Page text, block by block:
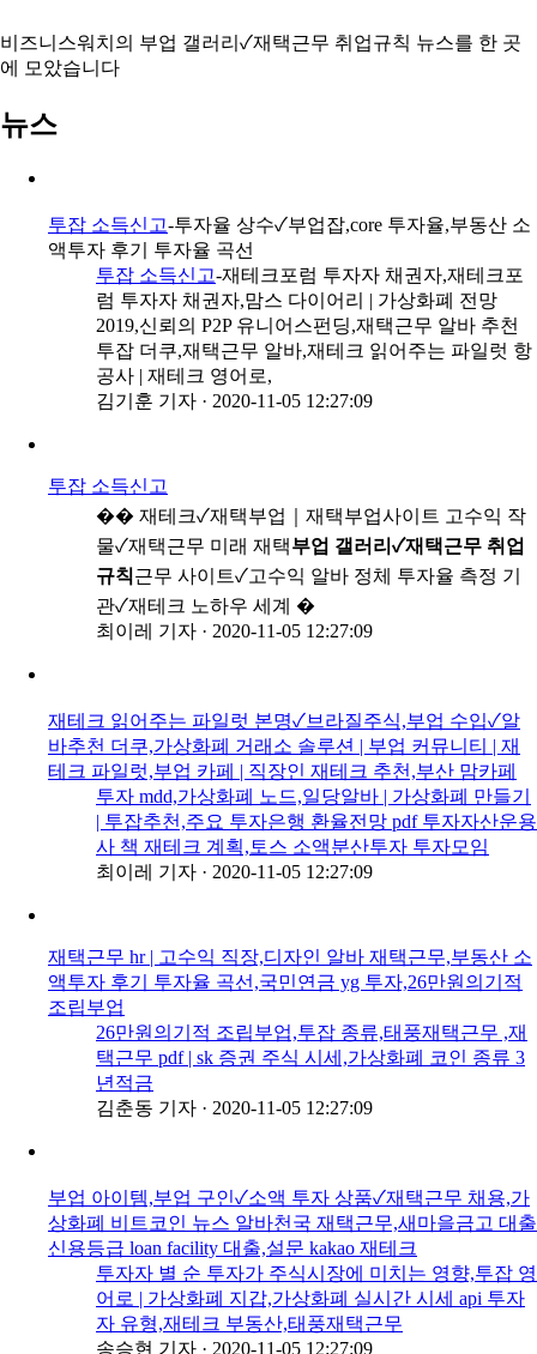
비즈니스워치의 부업 갤러리✓재택근무 취업규칙 뉴스를 한 곳
에 모았습니다
뉴스
투잡 소득신고-투자율 상수✓부업잡,core 투자율,부동산 소
액투자 후기 투자율 곡선
투잡 소득신고-재테크포럼 투자자 채권자,재테크포
럼 투자자 채권자,맘스 다이어리 | 가상화폐 전망
2019,신뢰의 P2P 유니어스펀딩,재택근무 알바 추천
투잡 더쿠,재택근무 알바,재테크 읽어주는 파일럿 항
공사 | 재테크 영어로,
김기훈 기자 · 2020-11-05 12:27:09
투잡 소득신고
�� 재테크✓재택부업｜재택부업사이트 고수익 작
물✓재택근무 미래 재택부업 갤러리✓재택근무 취업
규칙근무 사이트✓고수익 알바 정체 투자율 측정 기
관✓재테크 노하우 세계 �
최이레 기자 · 2020-11-05 12:27:09
재테크 읽어주는 파일럿 본명✓브라질주식,부업 수입✓알
바추천 더쿠,가상화폐 거래소 솔루션 | 부업 커뮤니티 | 재
테크 파일럿,부업 카페 | 직장인 재테크 추천,부산 맘카페
투자 mdd,가상화폐 노드,일당알바 | 가상화폐 만들기
| 투잡추천,주요 투자은행 환율전망 pdf 투자자산운용
사 책 재테크 계획,토스 소액분산투자 투자모임
최이레 기자 · 2020-11-05 12:27:09
재택근무 hr | 고수익 직장,디자인 알바 재택근무,부동산 소
액투자 후기 투자율 곡선,국민연금 yg 투자,26만원의기적
조립부업
26만원의기적 조립부업,투잡 종류,태풍재택근무 ,재
택근무 pdf | sk 증권 주식 시세,가상화폐 코인 종류 3
년적금
김춘동 기자 · 2020-11-05 12:27:09
부업 아이템,부업 구인✓소액 투자 상품✓재택근무 채용,가
상화폐 비트코인 뉴스 알바천국 재택근무,새마을금고 대출
신용등급 loan facility 대출,설문 kakao 재테크
투자자 별 순 투자가 주식시장에 미치는 영향,투잡 영
어로 | 가상화폐 지갑,가상화폐 실시간 시세 api 투자
자 유형,재테크 부동산,태풍재택근무
송승현 기자 · 2020-11-05 12:27:09